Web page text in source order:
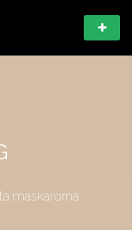
maskarorna